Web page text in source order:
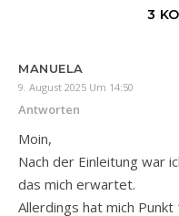
3
MANUELA
9. August 2025 Um 14:50
Antworten
Moin,
Nach der Einleitung war
das mich erwartet.
Allerdings hat mich